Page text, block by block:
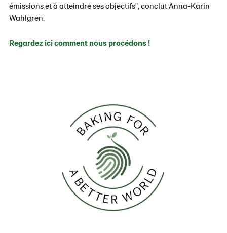
émissions et à atteindre ses objectifs", conclut Anna-Karin
Wahlgren.
Regardez ici comment nous procédons !